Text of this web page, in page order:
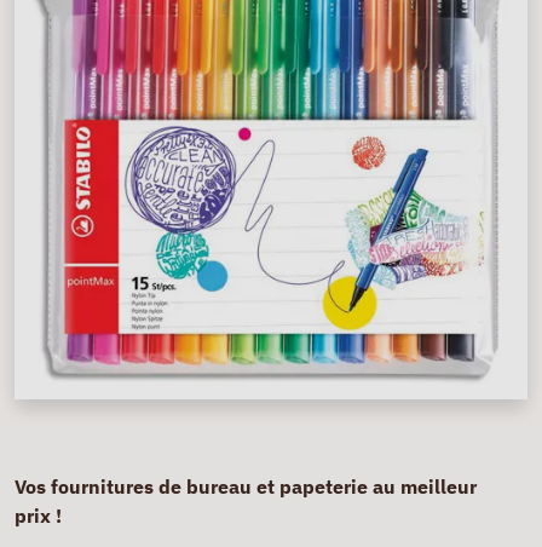
Vos fournitures de bureau et papeterie au meilleur
prix !